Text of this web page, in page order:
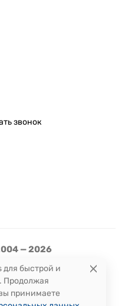
звонок
— 2026
сайте, не может быть
лечения и не
для быстрой и
Продолжая
принимаете